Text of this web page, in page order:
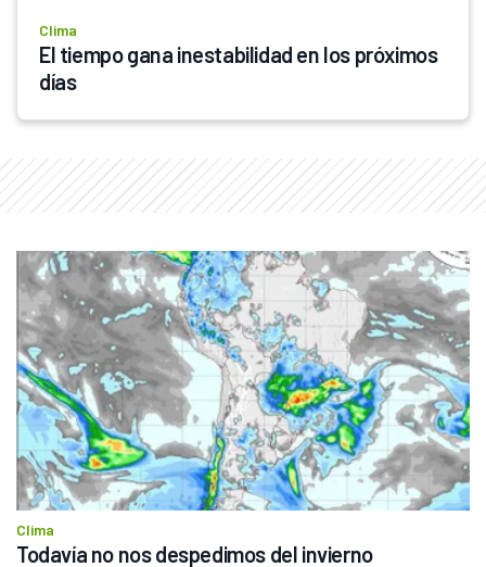
Clima
El tiempo gana inestabilidad en los próximos
días
Clima
Todavía no nos despedimos del invierno